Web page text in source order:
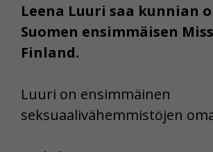
Leena Luuri saa kunnian
Suomen ensimmäisen
Finland.
Luuri on ensimmäinen
seksuaalivähemmistöjen